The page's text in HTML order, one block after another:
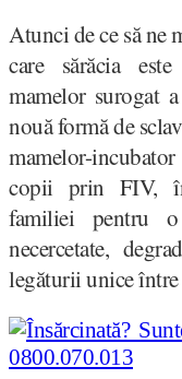
Atunci de ce să ne
care sărăcia
mamelor surogat
nouă formă de
mamelor-
copii prin FIV,
familiei pentru
necercetate,
legăturii unice